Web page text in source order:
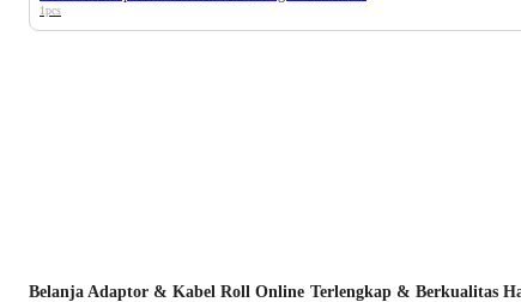
1pcs
BelanjaAdaptor & Kabel Roll Online Terlengkap & Berkualitas